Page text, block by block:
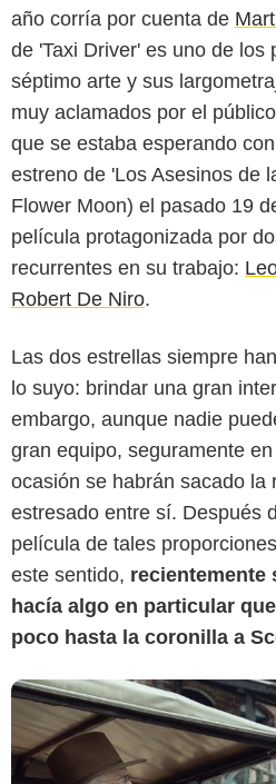
año corría por cuenta de
de 'Taxi Driver' es uno de los
séptimo arte y sus
muy aclamados por el
que se estaba esperando
estreno de 'Los Asesinos de
Flower Moon) el pasado 19
película protagonizada por
recurrentes en su trabajo:
Robert De Niro.
Las dos estrellas siempre
lo suyo: brindar una gran
embargo, aunque nadie
gran equipo, seguramente
ocasión se habrán sacado la
estresado entre sí. Después
película de tales
este sentido, recientemente
hacía algo en particular
poco hasta la coronilla a
Los asesinos de la luna/